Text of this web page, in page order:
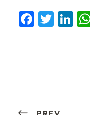
F
o
o
T
Li
n
PREV